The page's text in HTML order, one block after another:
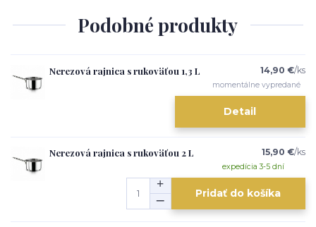
Podobné produkty
Nerezová rajnica s rukoväťou 1,3 L 14,90 €/ks
momentálne vypredané
Detail
Nerezová rajnica s rukoväťou 2 L 15,90 €/ks
expedícia 3-5 dní
Pridať do košíka